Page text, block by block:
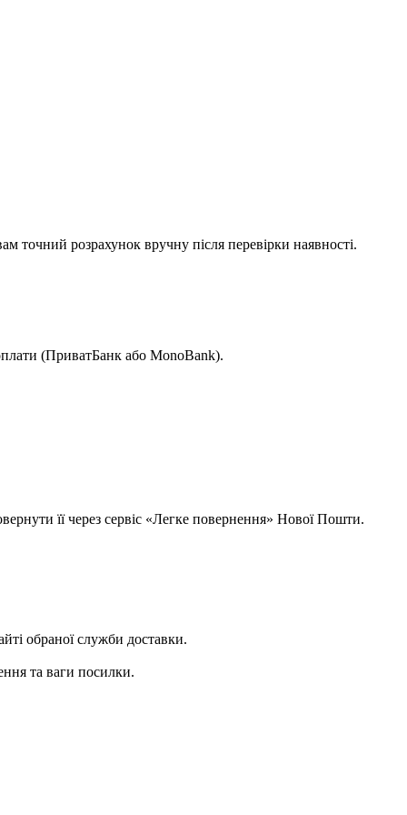
точний розрахунок вручну після перевірки наявності.
(ПриватБанк або MonoBank).
її через сервіс «Легке повернення» Нової Пошти.
обраної служби доставки.
та ваги посилки.